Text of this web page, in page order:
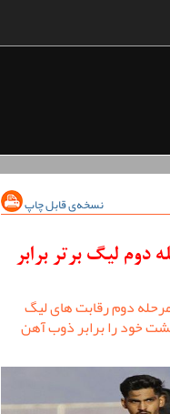
نسخه‌ی قابل چاپ
دوم لیگ برتر برابر
دوم رقابت های لیگ
خود را برابر ذوب آهن